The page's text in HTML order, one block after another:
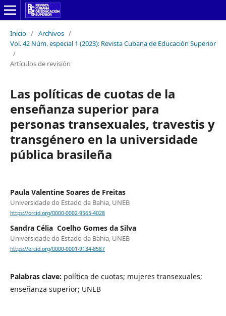
Inicio / Archivos /
Vol. 42 Núm. especial 1 (2023): Revista Cubana de Educación Superior
/
Artículos de revisión
Las políticas de cuotas de la
enseñanza superior para
personas transexuales, travestis y
transgénero en la universidade
pública brasileña
Paula Valentine Soares de Freitas
Universidade do Estado da Bahia, UNEB
https://orcid.org/0000-0002-9565-4028
Sandra Célia Coelho Gomes da Silva
Universidade do Estado da Bahia, UNEB
https://orcid.org/0000-0001-9134-8587
Palabras clave: política de cuotas; mujeres transexuales;
enseñanza superior; UNEB